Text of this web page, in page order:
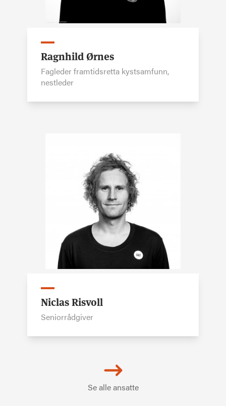
Ragnhild Ørnes
Fagleder framtidsretta kystsamfunn,
nestleder
Niclas Risvoll
Seniorrådgiver
Se alle ansatte